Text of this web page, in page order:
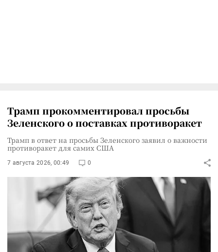
Трамп прокомментировал просьбы
Зеленского о поставках противоракет
Трамп в ответ на просьбы Зеленского заявил о важности
противоракет для самих США
7 августа 2026, 00:49 0